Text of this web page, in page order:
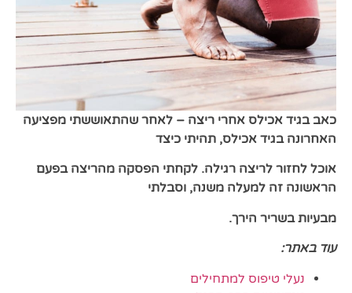
כאב בגיד אכילס אחרי ריצה – לאחר שהתאוששתי מפציעה
האחרונה בגיד אכילס, תהיתי כיצד
אוכל לחזור לריצה רגילה. לקחתי הפסקה מהריצה בפעם
הראשונה זה למעלה משנה, וסבלתי
מבעיות בשריר הירך.
עוד באתר:
נעלי טיפוס למתחילים